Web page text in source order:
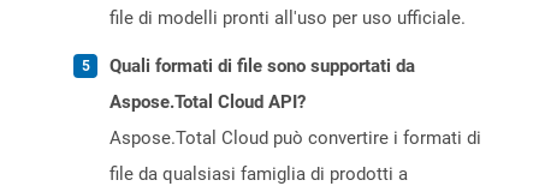
file di modelli pronti all'uso per uso ufficiale.
Quali formati di file sono supportati da
Aspose.Total Cloud API?
Aspose.Total Cloud può convertire i formati di
file da qualsiasi famiglia di prodotti a